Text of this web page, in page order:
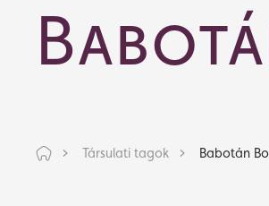
Társulati tagok Babotán